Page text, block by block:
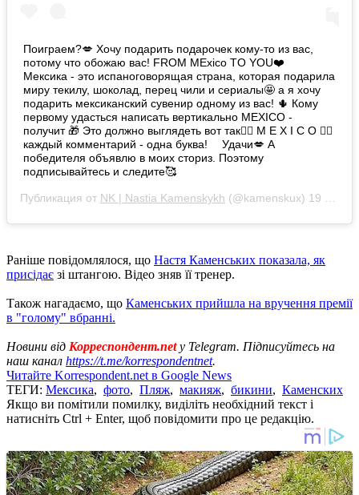
Поиграем?💋 Хочу подарить подарочек кому-то из вас,
потому что обожаю вас! FROM MExico TO YOU❤️ ⠀
Мексика - это испаноговорящая страна, которая подарила
миру текилу, шоколад, перец чили и сериалы🤩 а я хочу
подарить мексиканский сувенир одному из вас! 🌵 Кому
первому удасться написать вертикально MEXICO -
получит 🎁 Это должно выглядеть вот так👇🏻 M E X I C O ☝🏻
каждый комментарий - одна буква! ⠀ Удачи💋 А
победителя объявлю в моих сториз. Поэтому
подписывайтесь и следите🥰
Публикация от NK | Nastia Kamenskykh (@kamenskux) 19 Янв 2020 в 11:18 PST
Раніше повідомлялося, що Настя Каменських показала, як
присідає зі штангою. Відео зняв її тренер.
Також нагадаємо, що Каменських прийшла на вручення премії
в "голому" вбранні.
Новини від Корреспондент.net у Telegram. Підписуйтесь на
наш канал https://t.me/korrespondentnet.
Читайте Korrespondent.net в Google News
ТЕГИ: Мексика, фото, Пляж, макияж, бикини, Каменских
Якщо ви помітили помилку, виділіть необхідний текст і
натисніть Ctrl + Enter, щоб повідомити про це редакцію.